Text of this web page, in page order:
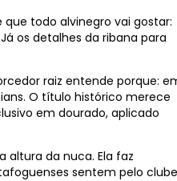
todo alvinegro vai gostar:
os detalhes da ribana para
raiz entende porque:
O título histórico merece
em dourado, aplicado
altura da nuca. Ela faz
sentem pelo